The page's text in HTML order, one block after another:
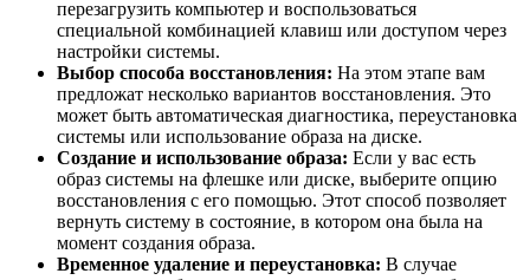
перезагрузить компьютер и воспользоваться
специальной комбинацией клавиш или доступом через
настройки системы.
Выбор способа восстановления: На этом этапе вам
предложат несколько вариантов восстановления. Это
может быть автоматическая диагностика, переустановка
системы или использование образа на диске.
Создание и использование образа: Если у вас есть
образ системы на флешке или диске, выберите опцию
восстановления с его помощью. Этот способ позволяет
вернуть систему в состояние, в котором она была на
момент создания образа.
Временное удаление и переустановка: В случае